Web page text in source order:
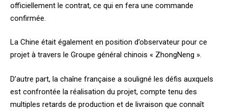
officiellement le contrat, ce qui en fera une commande
confirmée.
La Chine était également en position d’observateur pour ce
projet à travers le Groupe général chinois « ZhongNeng ».
D’autre part, la chaîne française a souligné les défis auxquels
est confrontée la réalisation du projet, compte tenu des
multiples retards de production et de livraison que connaît